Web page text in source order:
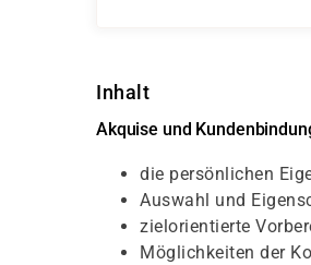
Inhalt
Akquise und
die persönlichen
Auswahl und
zielorientierte
Möglichkeiten der